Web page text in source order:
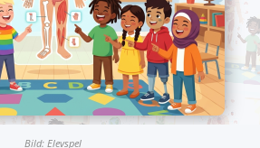
Bild: Elevspel